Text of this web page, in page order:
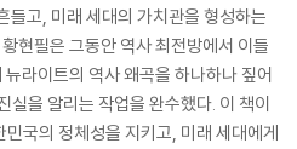
들고, 미래 세대의 가치관을 형성하는
현필은 그동안 역사 최전방에서 이들
라이트의 역사 왜곡을 하나하나 짚어
실을 알리는 작업을 완수했다. 이 책이
국의 정체성을 지키고, 미래 세대에게